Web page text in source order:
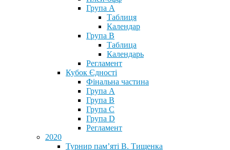
Група А
Таблиця
Календар
Група В
Таблица
Календарь
Регламент
Кубок Єдності
Фінальна частина
Група А
Група В
Група С
Група D
Регламент
2020
Турнир пам’яті В. Тищенка